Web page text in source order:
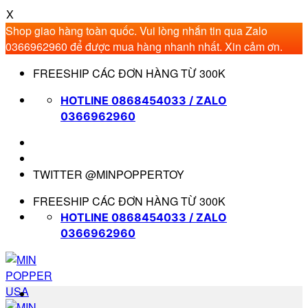
X
Shop giao hàng toàn quốc. Vui lòng nhắn tin qua Zalo
0366962960 để được mua hàng nhanh nhất. Xin cảm ơn.
qua
FREESHIP CÁC ĐƠN HÀNG TỪ 300K
HOTLINE 0868454033 / ZALO
0366962960
TWITTER @MINPOPPERTOY
FREESHIP CÁC ĐƠN HÀNG TỪ 300K
HOTLINE 0868454033 / ZALO
0366962960